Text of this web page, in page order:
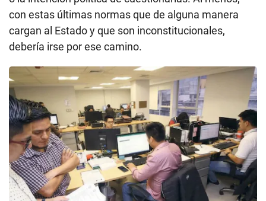
con estas últimas normas que de alguna manera
cargan al Estado y que son inconstitucionales,
debería irse por ese camino.